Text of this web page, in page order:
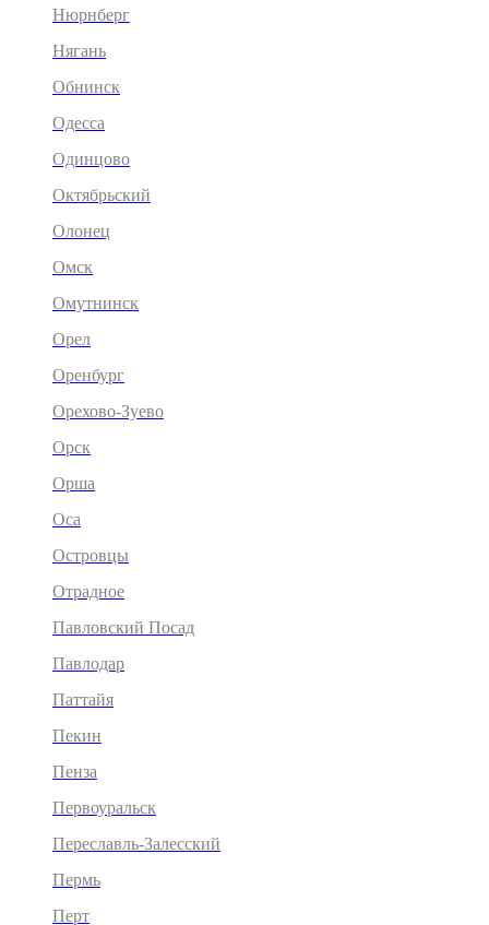
Нюрнберг
Нягань
Обнинск
Одесса
Одинцово
Октябрьский
Олонец
Омск
Омутнинск
Орел
Оренбург
Орехово-Зуево
Орск
Орша
Оса
Островцы
Отрадное
Павловский Посад
Павлодар
Паттайя
Пекин
Пенза
Первоуральск
Переславль-Залесский
Пермь
Перт